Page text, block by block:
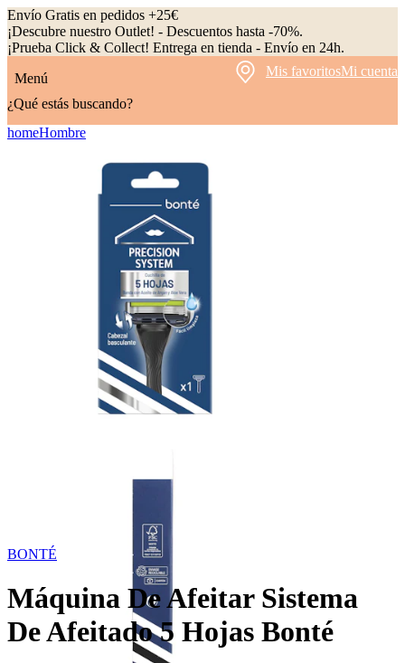
Envío Gratis en pedidos +25€
¡Descubre nuestro Outlet! - Descuentos hasta -70%.
¡Prueba Click & Collect! Entrega en tienda - Envío en 24h.
Menú
Mis favoritosMi cuenta
¿Qué estás buscando?
homeHombre
BONTÉ
Máquina De Afeitar Sistema
De Afeitado 5 Hojas Bonté